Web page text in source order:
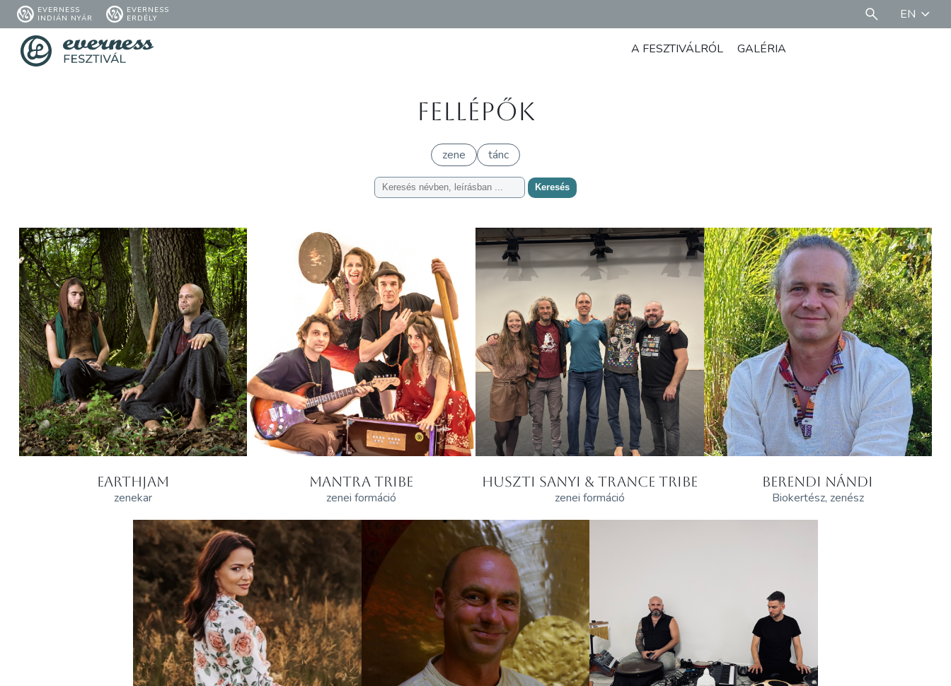
EVERNESS
INDIÁN NYÁR
EVERNESS
ERDÉLY
EN
A FESZTIVÁLRÓL GALÉRIA
Fellépők
zene tánc
Keresés
EARTHJAM
zenekar
MANTRA TRIBE
zenei formáció
HUSZTI SANYI & TRANCE TRIBE
zenei formáció
BERENDI NÁNDI
Biokertész, zenész